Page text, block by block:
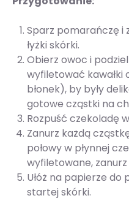
Sparz pomarańczę i
łyżki skórki.
Obierz owoc i
wyfiletować kawałki
błonek), by były
gotowe cząstki na
Rozpuść czekoladę
Zanurz każdą
połowy w płynnej
wyfiletowane,
Ułóż na papierze
startej skórki.